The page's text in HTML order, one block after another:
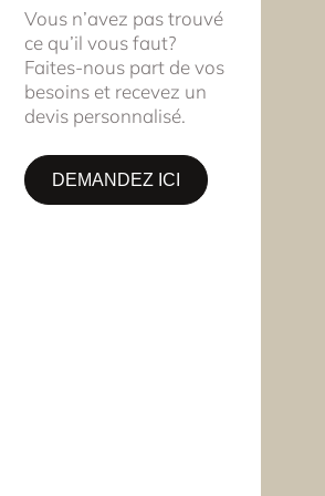
Vous n’avez pas trouvé
ce qu’il vous faut?
Faites-nous part de vos
besoins et recevez un
devis personnalisé.
DEMANDEZ ICI